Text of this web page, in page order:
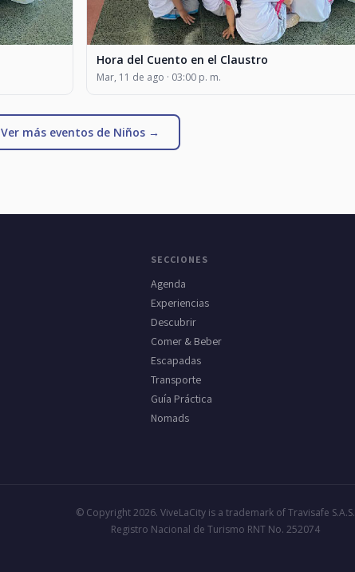
Hora del Cuento en el Claustro
Mar, 11 de ago · 03:00 p. m.
Ver más eventos de Niños →
SECCIONES
Agenda
Experiencias
Descubrir
Comer & Beber
Escapadas
Transporte
Guía Práctica
Nomads
© Copyright 2026. ViveLaCity is a trademark of Travisafe S.A.S.
Registro Nacional de Turismo RNT No. 252074